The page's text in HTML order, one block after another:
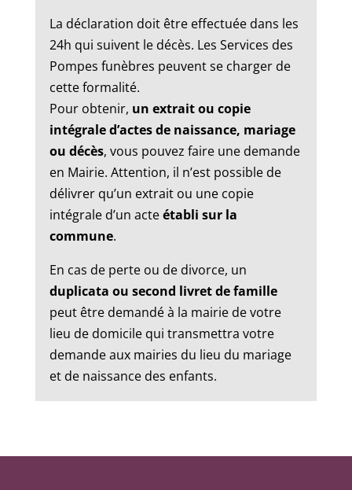
La déclaration doit être effectuée dans les
24h qui suivent le décès. Les Services des
Pompes funèbres peuvent se charger de
cette formalité.
Pour obtenir, un extrait ou copie
intégrale d’actes de naissance, mariage
ou décès, vous pouvez faire une demande
en Mairie. Attention, il n’est possible de
délivrer qu’un extrait ou une copie
intégrale d’un acteétabli sur la
commune.
En cas de perte ou de divorce, un
duplicata ou second livret de famille
peut être demandé à la mairie de votre
lieu de domicile qui transmettra votre
demande aux mairies du lieu du mariage
et de naissance des enfants.